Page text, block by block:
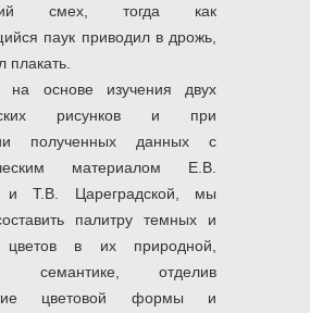
смех, тогда как
паук приводил в дрожь,
плакать.
на основе изучения двух
рисунков и при
полученных данных с
материалом Е.В.
и Т.В. Цареградской, мы
палитру темных и
цветов в их природной,
семантике, отделив
цветовой формы и